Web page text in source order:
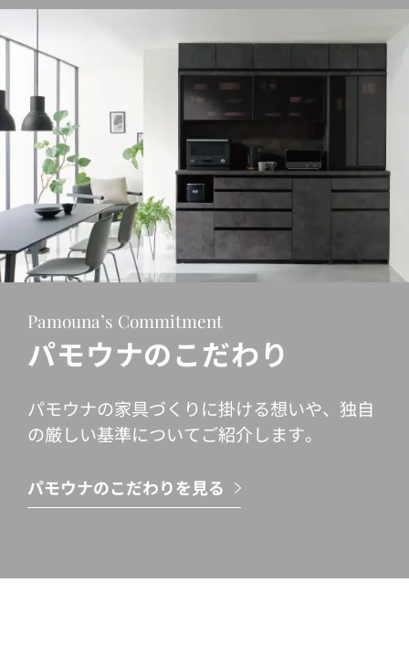
Pamouna’s Commitment
パモウナのこだわり
パモウナの家具づくりに掛ける想いや、独自
の厳しい基準についてご紹介します。
パモウナのこだわりを見る